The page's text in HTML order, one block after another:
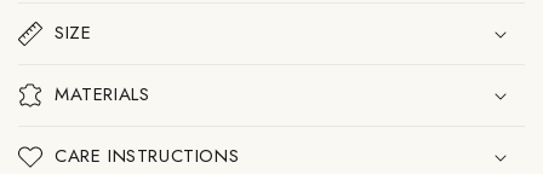
ド
テ
ブ
数 数
SIZE
MATERIALS
CARE INSTRUCTIONS